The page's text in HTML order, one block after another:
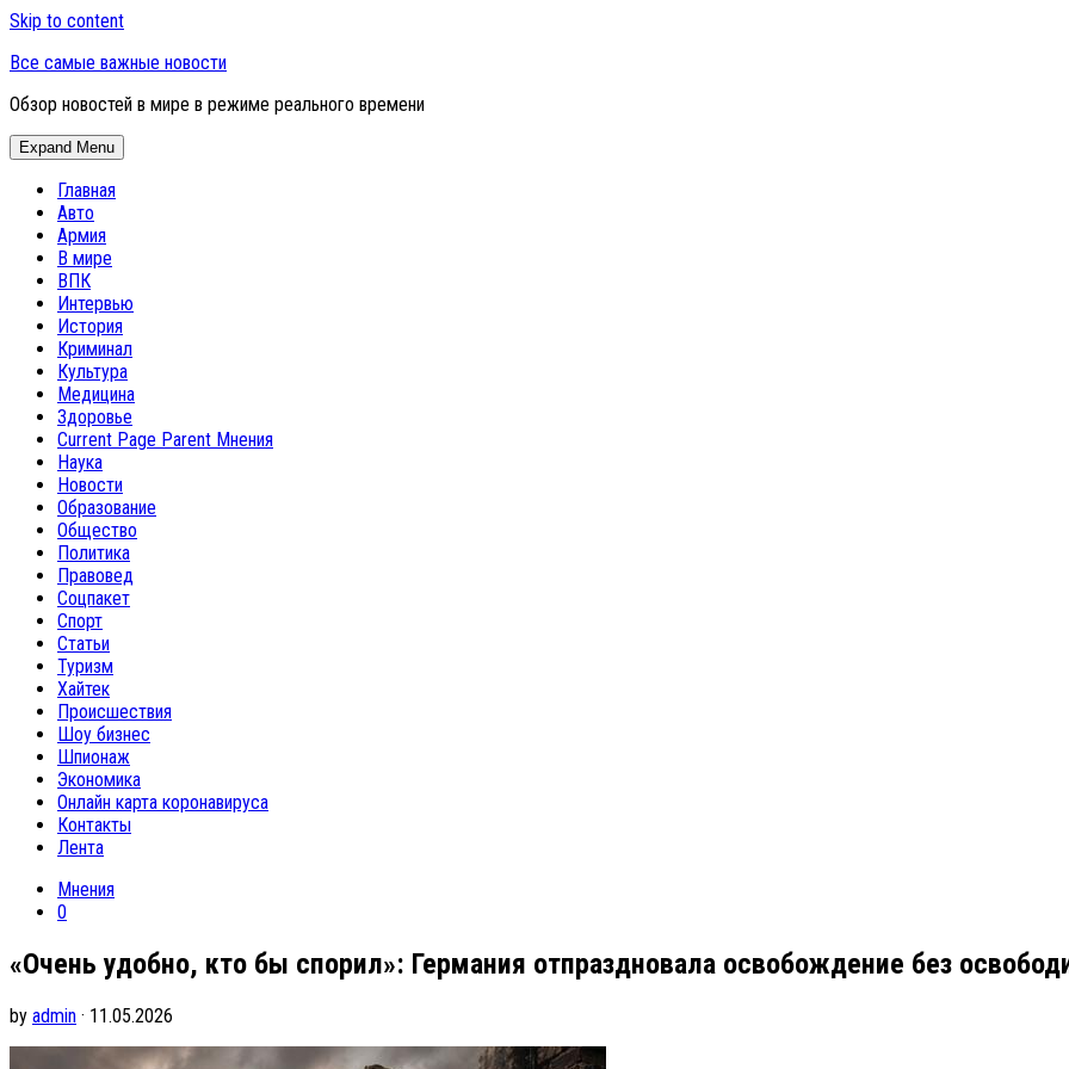
Skip to content
Все самые важные новости
Обзор новостей в мире в режиме реального времени
Expand Menu
Главная
Авто
Армия
В мире
ВПК
Интервью
История
Криминал
Культура
Медицина
Здоровье
Current Page Parent Мнения
Наука
Новости
Образование
Общество
Политика
Правовед
Соцпакет
Спорт
Статьи
Туризм
Хайтек
Происшествия
Шоу бизнес
Шпионаж
Экономика
Онлайн карта коронавируса
Контакты
Лента
Мнения
0
«Очень удобно, кто бы спорил»: Германия отпраздновала освобождение без
by admin · 11.05.2026